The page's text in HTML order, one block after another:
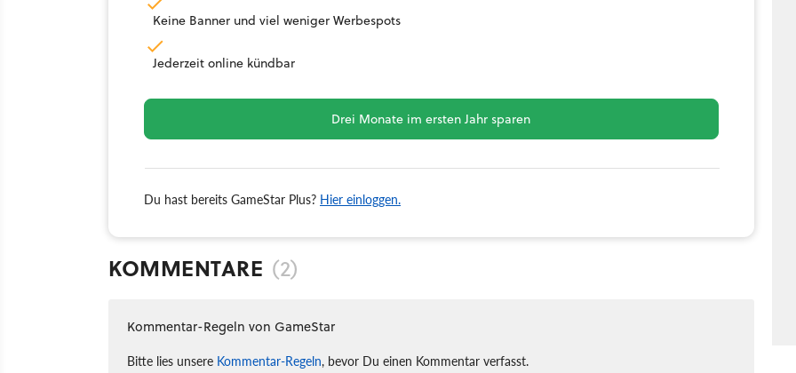
Keine Banner und viel weniger Werbespots
Jederzeit online kündbar
Drei Monate im ersten Jahr sparen
Du hast bereits GameStar Plus? Hier einloggen.
KOMMENTARE (2)
Kommentar-Regeln von GameStar
Bitte lies unsere Kommentar-Regeln, bevor Du einen Kommentar verfasst.